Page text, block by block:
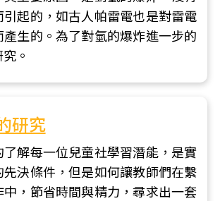
引起的，如古人帕雷電也是對雷電
產生的。為了對氫的爆炸進一步的
。
研究
了解每一位兒童社學習潛能，是實
先決條件，但是如何讓教師們在繫
中，節省時間與精力，尋求出一套